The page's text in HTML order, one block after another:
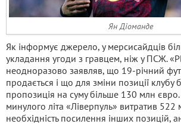
Ян Діоманде
Як інформує джерело, у мерсисайдців
укладання угоди з гравцем, ніж у ПСЖ.
неодноразово заявляв, що 19-річний
продається і що для зміни позиції клубу
пропозиція на суму більше 130 млн
минулого літа «Ліверпуль» витратив
необхідність посилення інших позицій,